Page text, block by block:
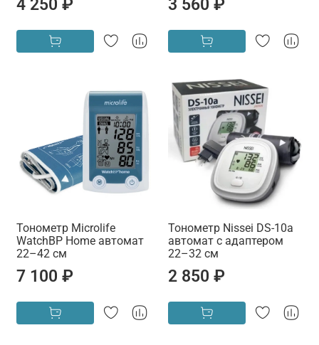
4 250 ₽ 3 560 ₽
Тонометр Microlife
WatchBP Home автомат
22–42 см
7 100 ₽
Тонометр Nissei DS-10a
автомат с адаптером
22–32 см
2 850 ₽